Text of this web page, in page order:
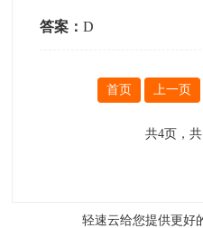
答案：D
首页 上一页
共4页，共
轻速云给您提供更好